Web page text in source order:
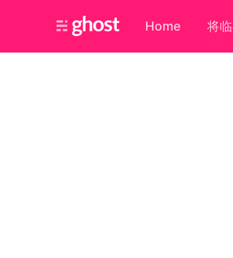
Home 将